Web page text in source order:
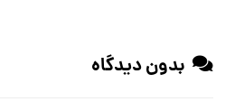
بدون دیدگاه